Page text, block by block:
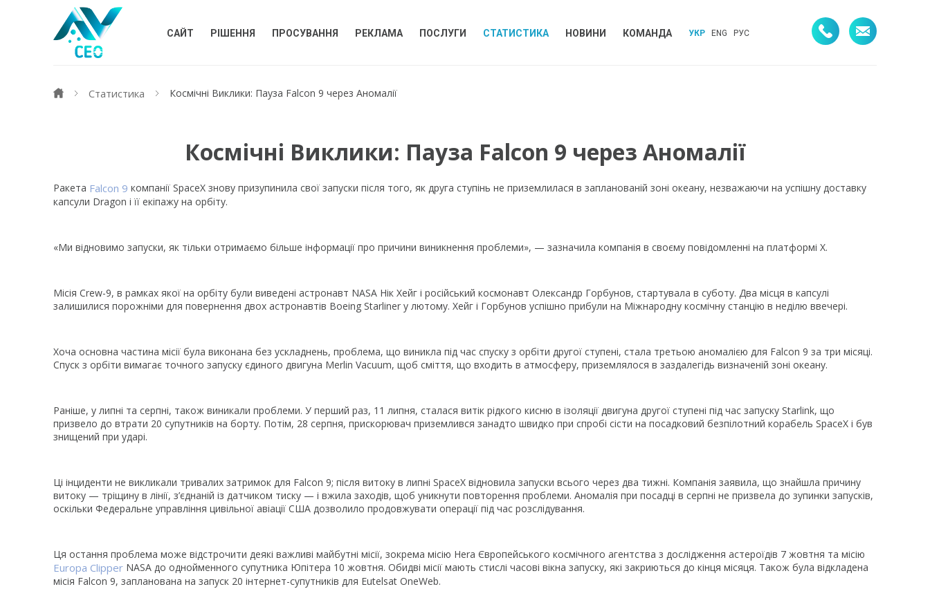
САЙТ РІШЕННЯ ПРОСУВАННЯ РЕКЛАМА ПОСЛУГИ СТАТИСТИКА НОВИНИ КОМАНДА УКР ENG РУС
Статистика Космічні Виклики: Пауза Falcon 9 через Аномалії
Космічні Виклики: Пауза Falcon 9 через Аномалії
Ракета Falcon 9 компанії SpaceX знову призупинила свої запуски після того, як друга ступінь не приземлилася в запланованій зоні океану, незважаючи на успішну доставку
капсули Dragon і її екіпажу на орбіту.
«Ми відновимо запуски, як тільки отримаємо більше інформації про причини виникнення проблеми», — зазначила компанія в своєму повідомленні на платформі X.
Місія Crew-9, в рамках якої на орбіту були виведені астронавт NASA Нік Хейг і російський космонавт Олександр Горбунов, стартувала в суботу. Два місця в капсулі
залишилися порожніми для повернення двох астронавтів Boeing Starliner у лютому. Хейг і Горбунов успішно прибули на Міжнародну космічну станцію в неділю ввечері.
Хоча основна частина місії була виконана без ускладнень, проблема, що виникла під час спуску з орбіти другої ступені, стала третьою аномалією для Falcon 9 за три місяці.
Спуск з орбіти вимагає точного запуску єдиного двигуна Merlin Vacuum, щоб сміття, що входить в атмосферу, приземлялося в заздалегідь визначеній зоні океану.
Раніше, у липні та серпні, також виникали проблеми. У перший раз, 11 липня, сталася витік рідкого кисню в ізоляції двигуна другої ступені під час запуску Starlink, що
призвело до втрати 20 супутників на борту. Потім, 28 серпня, прискорювач приземлився занадто швидко при спробі сісти на посадковий безпілотний корабель SpaceX і був
знищений при ударі.
Ці інциденти не викликали тривалих затримок для Falcon 9; після витоку в липні SpaceX відновила запуски всього через два тижні. Компанія заявила, що знайшла причину
витоку — тріщину в лінії, з’єднаній із датчиком тиску — і вжила заходів, щоб уникнути повторення проблеми. Аномалія при посадці в серпні не призвела до зупинки запусків,
оскільки Федеральне управління цивільної авіації США дозволило продовжувати операції під час розслідування.
Ця остання проблема може відстрочити деякі важливі майбутні місії, зокрема місію Hera Європейського космічного агентства з дослідження астероїдів 7 жовтня та місію
Europa Clipper NASA до однойменного супутника Юпітера 10 жовтня. Обидві місії мають стислі часові вікна запуску, які закриються до кінця місяця. Також була відкладена
місія Falcon 9, запланована на запуск 20 інтернет-супутників для Eutelsat OneWeb.